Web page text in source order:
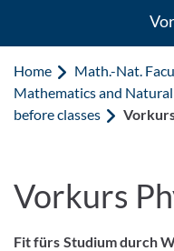
Home Math.-Nat.
Mathematics and Natural
before classes
Vorkurs
Fit fürs Studium durch